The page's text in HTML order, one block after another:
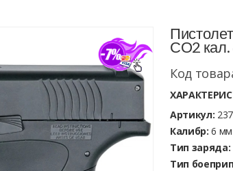
СО2
Код
Артикул:
Калибр: 6 мм
Тип заряда:
Тип